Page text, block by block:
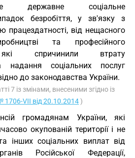
державне соціальне
безробіття, у зв'язку з
працездатності, від нещасного
та професійного
спричинили втрату
надання соціальних послуг
до законодавства України.
7 із змінами, внесеними згідно із
1706-VII від 20.10.2014)
громадянам України, які
окупованій території і не
інших соціальних виплат від
Російської Федерації,